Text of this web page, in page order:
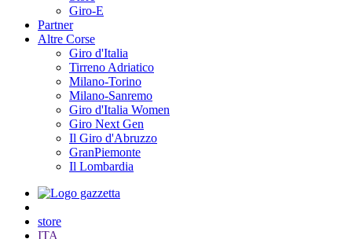
Giro-E
Partner
Altre Corse
Giro d'Italia
Tirreno Adriatico
Milano-Torino
Milano-Sanremo
Giro d'Italia Women
Giro Next Gen
Il Giro d'Abruzzo
GranPiemonte
Il Lombardia
store
ITA